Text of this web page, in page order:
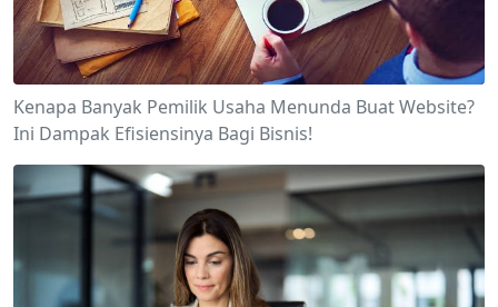
Kenapa Banyak Pemilik Usaha Menunda Buat Website?
Ini Dampak Efisiensinya Bagi Bisnis!